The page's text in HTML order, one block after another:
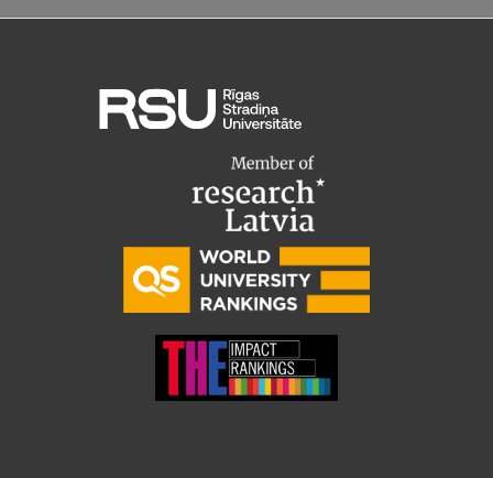
Sagatavošanas kursi
Profesionālās pilnveides kursi
ESF kvalifikācijas celšanas kursi
Pedagoģiskās izaugsmes centrs
Kvalifikācijas atbilstības pārbaude